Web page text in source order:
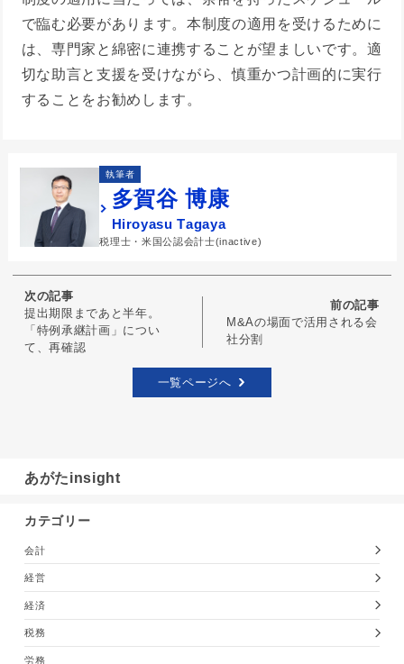
で臨む必要があります。本制度の適用を受けるために
は、専門家と綿密に連携することが望ましいです。適
切な助言と支援を受けながら、慎重かつ計画的に実行
することをお勧めします。
執筆者
多賀谷 博康
Hiroyasu Tagaya
税理士・米国公認会計士(inactive)
次の記事
提出期限まであと半年。
「特例承継計画」につい
て、再確認
前の記事
M&Aの場面で活用される会
社分割
一覧ページへ
あがたinsight
カテゴリー
会計
経営
経済
税務
労務